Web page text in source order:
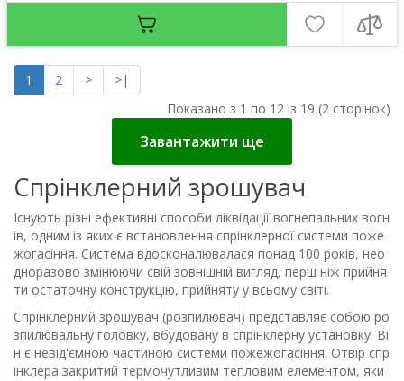
1 2 >
>|
Показано з 1 по 12 із 19 (2 сторінок)
Завантажити ще
Спрінклерний зрошувач
Існують різні ефективні способи ліквідації вогнепальних вогн
ів, одним із яких є встановлення спрінклерної системи поже
жогасіння. Система вдосконалювалася понад 100 років, нео
дноразово змінюючи свій зовнішній вигляд, перш ніж прийня
ти остаточну конструкцію, прийняту у всьому світі.
Спрінклерний зрошувач (розпилювач) представляє собою ро
зпилювальну головку, вбудовану в спрінклерну установку. Ві
н є невід'ємною частиною системи пожежогасіння. Отвір спр
інклера закритий термочутливим тепловим елементом, яки